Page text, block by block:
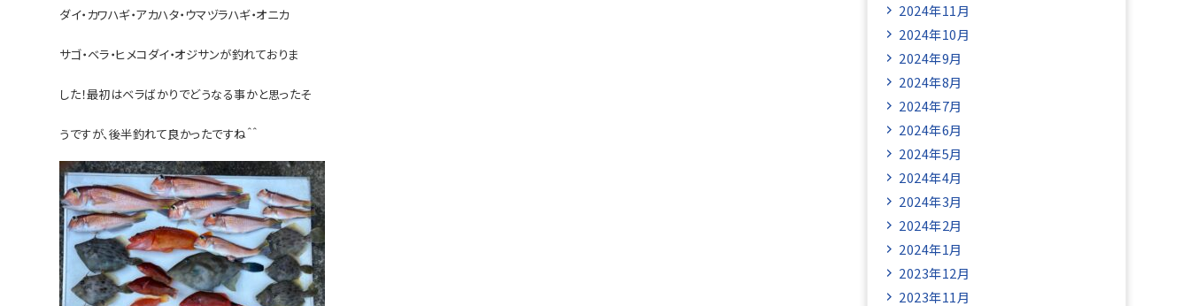
ダイ・カワハギ・アカハタ・ウマヅラハギ・オニカ
サゴ・ベラ・ヒメコダイ・オジサンが釣れておりま
した！最初はベラばかりでどうなる事かと思ったそ
うですが、後半釣れて良かったですね＾＾
2024年11月
2024年10月
2024年9月
2024年8月
2024年7月
2024年6月
2024年5月
2024年4月
2024年3月
2024年2月
2024年1月
2023年12月
2023年11月